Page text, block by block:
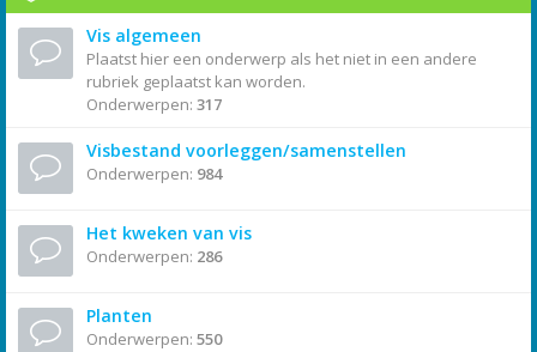
Vis algemeen
Plaatst hier een onderwerp als het niet in een andere
rubriek geplaatst kan worden.
Onderwerpen: 317
Visbestand voorleggen/samenstellen
Onderwerpen: 984
Het kweken van vis
Onderwerpen: 286
Planten
Onderwerpen: 550